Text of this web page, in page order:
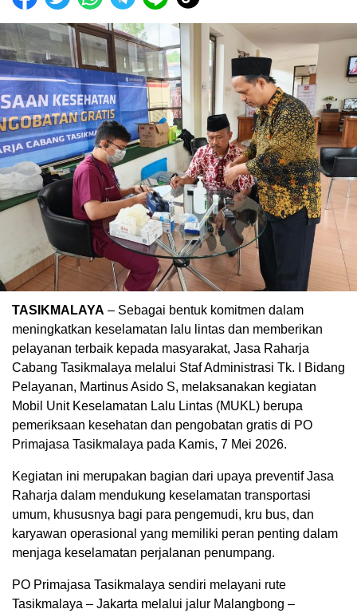
TASIKMALAYA – Sebagai bentuk komitmen dalam
meningkatkan keselamatan lalu lintas dan memberikan
pelayanan terbaik kepada masyarakat, Jasa Raharja
Cabang Tasikmalaya melalui Staf Administrasi Tk. I Bidang
Pelayanan, Martinus Asido S, melaksanakan kegiatan
Mobil Unit Keselamatan Lalu Lintas (MUKL) berupa
pemeriksaan kesehatan dan pengobatan gratis di PO
Primajasa Tasikmalaya pada Kamis, 7 Mei 2026.
Kegiatan ini merupakan bagian dari upaya preventif Jasa
Raharja dalam mendukung keselamatan transportasi
umum, khususnya bagi para pengemudi, kru bus, dan
karyawan operasional yang memiliki peran penting dalam
menjaga keselamatan perjalanan penumpang.
PO Primajasa Tasikmalaya sendiri melayani rute
Tasikmalaya – Jakarta melalui jalur Malangbong –